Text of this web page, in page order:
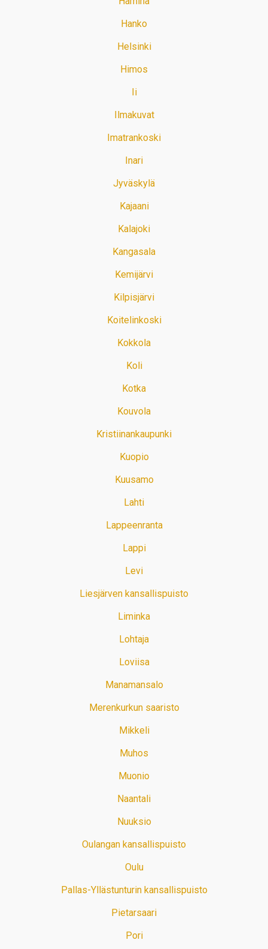
Hanko
Helsinki
Himos
Ii
Ilmakuvat
Imatrankoski
Inari
Jyväskylä
Kajaani
Kalajoki
Kangasala
Kemijärvi
Kilpisjärvi
Koitelinkoski
Kokkola
Koli
Kotka
Kouvola
Kristiinankaupunki
Kuopio
Kuusamo
Lahti
Lappeenranta
Lappi
Levi
Liesjärven kansallispuisto
Liminka
Lohtaja
Loviisa
Manamansalo
Merenkurkun saaristo
Mikkeli
Muhos
Muonio
Naantali
Nuuksio
Oulangan kansallispuisto
Oulu
Pallas-Yllästunturin kansallispuisto
Pietarsaari
Pori